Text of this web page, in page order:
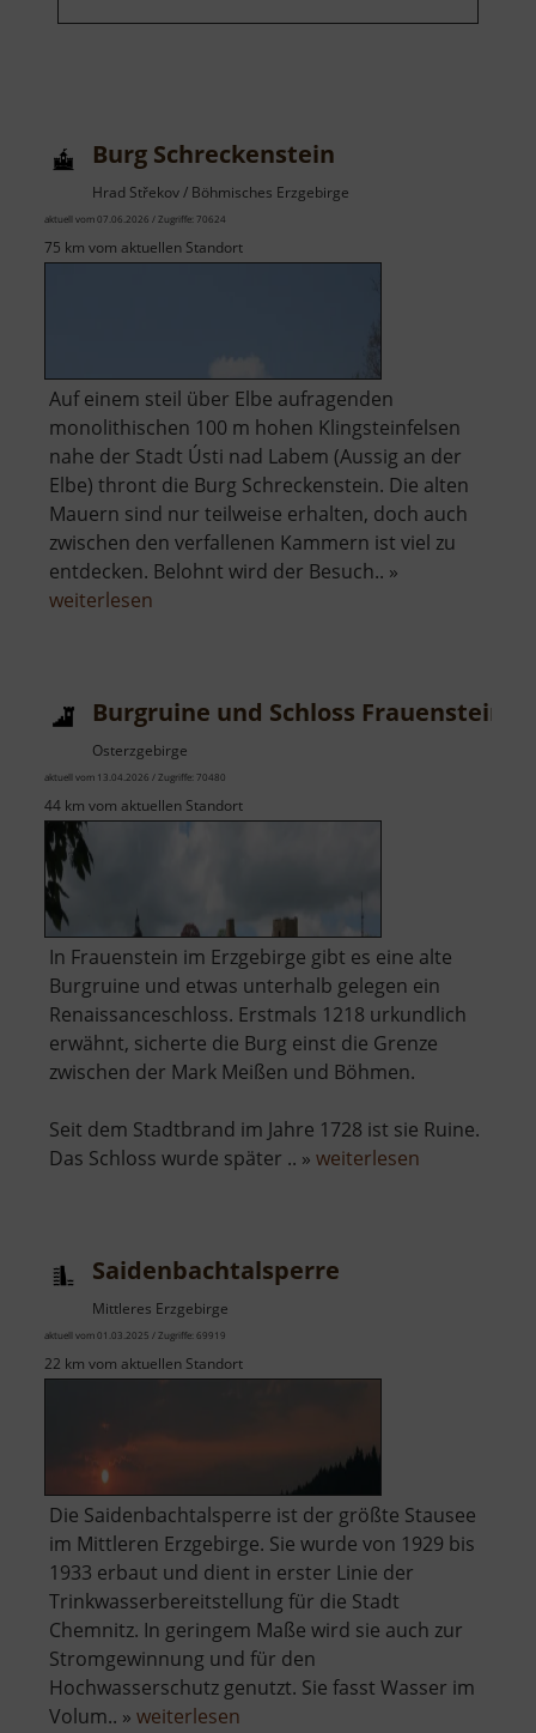
Burg Schreckenstein
Hrad Střekov / Böhmisches Erzgebirge
aktuell vom 07.06.2026 / Zugriffe: 70624
75 km vom aktuellen Standort
Auf einem steil über Elbe aufragenden
monolithischen 100 m hohen Klingsteinfelsen
nahe der Stadt Ústi nad Labem (Aussig an der
Elbe) thront die Burg Schreckenstein. Die alten
Mauern sind nur teilweise erhalten, doch auch
zwischen den verfallenen Kammern ist viel zu
entdecken. Belohnt wird der Besuch.. »
weiterlesen
Burgruine und Schloss Frauenstein
Osterzgebirge
aktuell vom 13.04.2026 / Zugriffe: 70480
44 km vom aktuellen Standort
In Frauenstein im Erzgebirge gibt es eine alte
Burgruine und etwas unterhalb gelegen ein
Renaissanceschloss. Erstmals 1218 urkundlich
erwähnt, sicherte die Burg einst die Grenze
zwischen der Mark Meißen und Böhmen.
Seit dem Stadtbrand im Jahre 1728 ist sie Ruine.
Das Schloss wurde später .. » weiterlesen
Saidenbachtalsperre
Mittleres Erzgebirge
aktuell vom 01.03.2025 / Zugriffe: 69919
22 km vom aktuellen Standort
Die Saidenbachtalsperre ist der größte Stausee
im Mittleren Erzgebirge. Sie wurde von 1929 bis
1933 erbaut und dient in erster Linie der
Trinkwasserbereitstellung für die Stadt
Chemnitz. In geringem Maße wird sie auch zur
Stromgewinnung und für den
Hochwasserschutz genutzt. Sie fasst Wasser im
Volum.. » weiterlesen